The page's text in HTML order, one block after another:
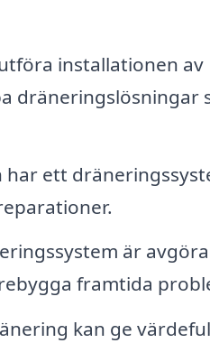
installationen av
dräneringslösningar
har ett
är
framtida
kan ge